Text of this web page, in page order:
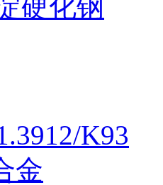
硬化钢
K93
金